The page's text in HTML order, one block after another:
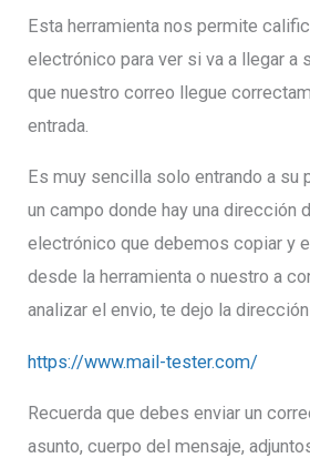
Esta herramienta nos permite
electrónico para ver si va a llegar a
que nuestro correo llegue
entrada.
Es muy sencilla solo entrando a su
un campo donde hay una dirección
electrónico que debemos copiar y
desde la herramienta o nuestro a
analizar el envio, te dejo la dirección
https://www.mail-tester.com/
Recuerda que debes enviar un
asunto, cuerpo del mensaje,